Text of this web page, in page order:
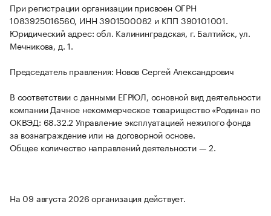
При регистрации организации присвоен ОГРН
1083925016560, ИНН 3901500082 и КПП 390101001.
Юридический адрес: обл. Калининградская, г. Балтийск, ул.
Мечникова, д. 1.
Председатель правления: Новов Сергей Александрович
В соответствии с данными ЕГРЮЛ, основной вид деятельности
компании Дачное некоммерческое товарищество «Родина» по
ОКВЭД: 68.32.2 Управление эксплуатацией нежилого фонда
за вознаграждение или на договорной основе.
Общее количество направлений деятельности — 2.
На 09 августа 2026 организация действует.